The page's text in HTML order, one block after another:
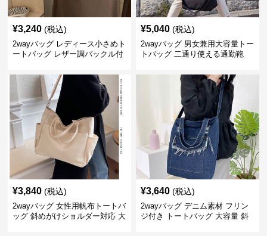
¥3,240 (税込)
2wayバッグ レディース小さめト
ートバッグ レザー調バックル付
¥5,040 (税込)
2wayバッグ 男女兼用大容量トー
トバッグ 二通り使える通勤鞄
¥3,840 (税込)
2wayバッグ 女性用帆布トートバ
ッグ 斜めがけショルダー対応 大
¥3,640 (税込)
2wayバッグ デニム素材 フリン
ジ付き トートバッグ 大容量 斜